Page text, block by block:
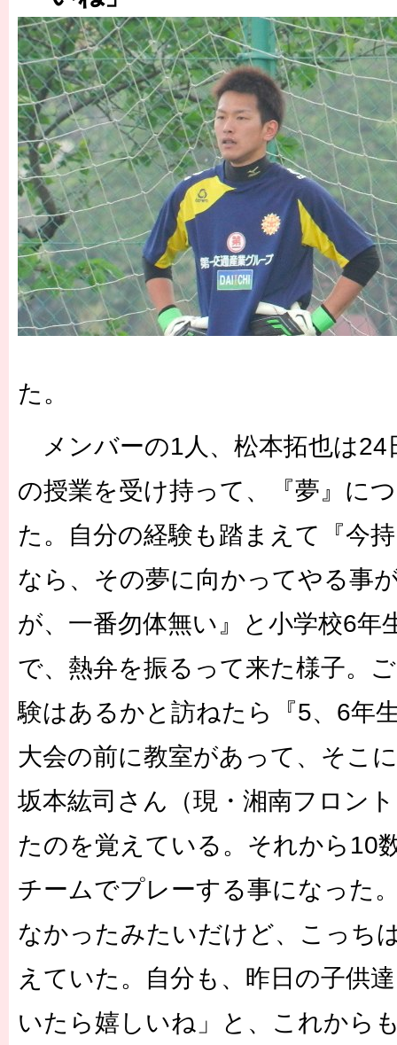
た。
メンバーの1人、松本拓也は24
の授業を受け持って、『夢』に
た。自分の経験も踏まえて『今
なら、その夢に向かってやる事
が、一番勿体無い』と小学校6年
で、熱弁を振るって来た様子。
験はあるかと訪ねたら『5、6年
大会の前に教室があって、そこ
坂本紘司さん（現・湘南フロン
たのを覚えている。それから10
チームでプレーする事になった
なかったみたいだけど、こっち
えていた。自分も、昨日の子供
いたら嬉しいね」と、これから